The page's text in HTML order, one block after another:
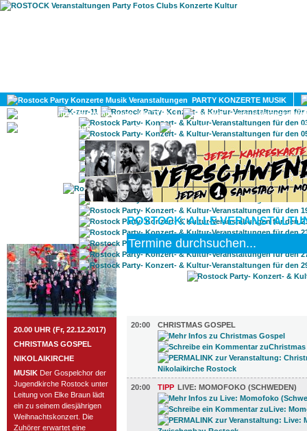
PARTY KONZERTE MUSIK
KULTUR
GAY
ROSTOCK TAGESTIPP
20.00 UHR (Fr, 22.12.2017)
CHRISTMAS GOSPEL
NIKOLAIKIRCHE
MUSIK Der Gospelchor der
Jugendkirche Rostock unter
Leitung von Elke Braun lädt
ein zu seinem diesjährigen
Weihnachtskonzert. Die
Zuhörer erwartet eine
ROSTOCK: ALLE
20:00
CHRISTMAS GOSPEL
20:00 TIPP LIVE: MOMOFOKO (SCHWEDEN)